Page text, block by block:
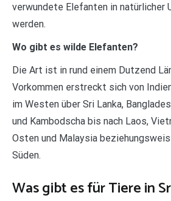
verwundete Elefanten in natürlicher
werden.
Wo gibt es wilde Elefanten?
Die Art ist in rund einem Dutzend
Vorkommen erstreckt sich von
im Westen über Sri Lanka,
und Kambodscha bis nach Laos,
Osten und Malaysia
Süden.
Was gibt es für Tiere in